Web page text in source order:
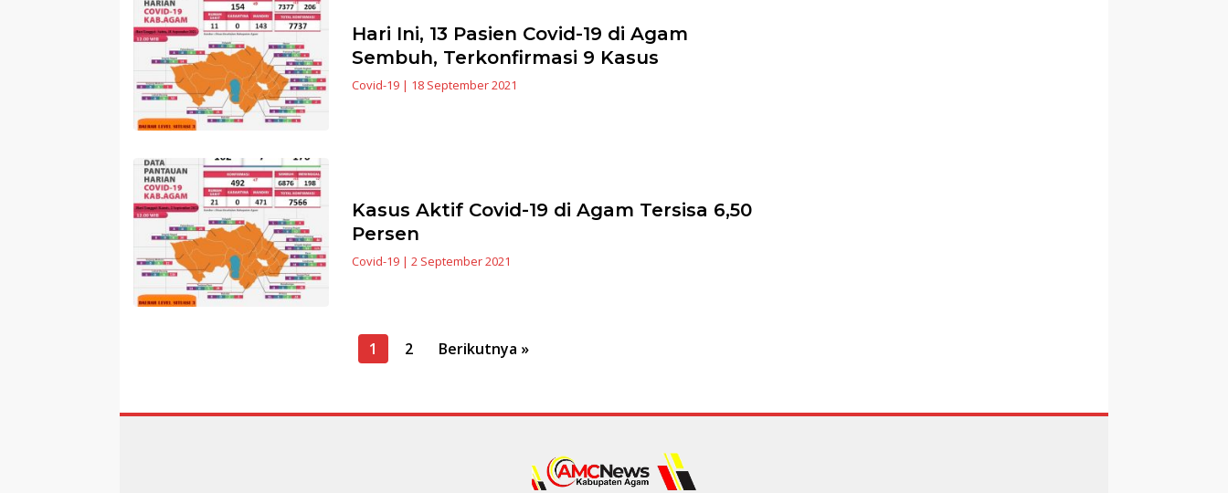
Hari Ini, 13 Pasien Covid-19 di Agam
Sembuh, Terkonfirmasi 9 Kasus
Covid-19 | 18 September 2021
Kasus Aktif Covid-19 di Agam Tersisa 6,50
Persen
Covid-19 |2 September 2021
1 2 Berikutnya »